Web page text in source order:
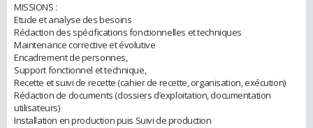
MISSIONS :
Etude et analyse des besoins
Rédaction des spécifications fonctionnelles et techniques
Maintenance corrective et évolutive
Encadrement de personnes,
Support fonctionnel et technique,
Recette et suivi de recette (cahier de recette, organisation, exécution)
Rédaction de documents (dossiers d’exploitation, documentation
utilisateurs)
Installation en production puis Suivi de production